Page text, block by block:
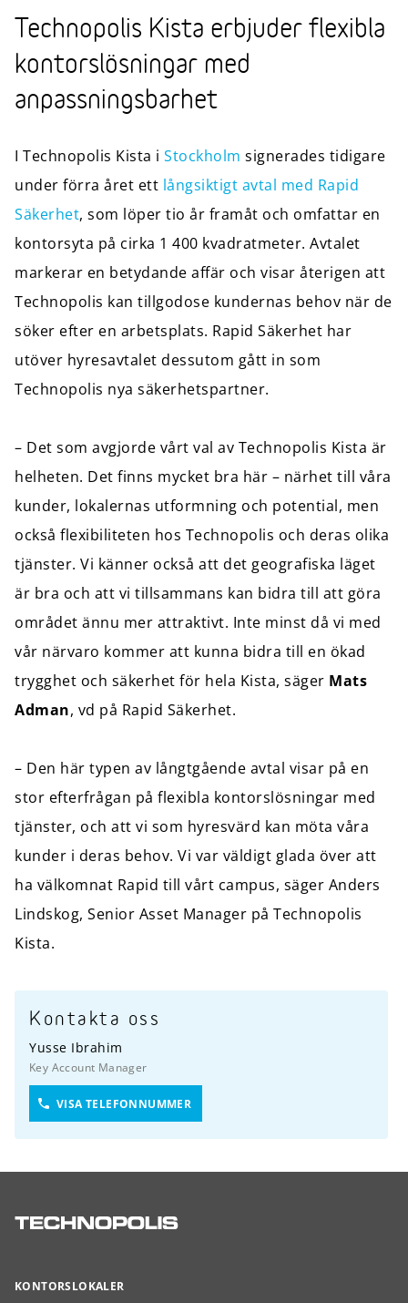
Technopolis Kista erbjuder flexibla
kontorslösningar med
anpassningsbarhet
I Technopolis Kista i Stockholm signerades tidigare
under förra året ett långsiktigt avtal med Rapid
Säkerhet, som löper tio år framåt och omfattar en
kontorsyta på cirka 1 400 kvadratmeter. Avtalet
markerar en betydande affär och visar återigen att
Technopolis kan tillgodose kundernas behov när de
söker efter en arbetsplats. Rapid Säkerhet har
utöver hyresavtalet dessutom gått in som
Technopolis nya säkerhetspartner.
– Det som avgjorde vårt val av Technopolis Kista är
helheten. Det finns mycket bra här – närhet till våra
kunder, lokalernas utformning och potential, men
också flexibiliteten hos Technopolis och deras olika
tjänster. Vi känner också att det geografiska läget
är bra och att vi tillsammans kan bidra till att göra
området ännu mer attraktivt. Inte minst då vi med
vår närvaro kommer att kunna bidra till en ökad
trygghet och säkerhet för hela Kista, säger Mats
Adman, vd på Rapid Säkerhet.
– Den här typen av långtgående avtal visar på en
stor efterfrågan på flexibla kontorslösningar med
tjänster, och att vi som hyresvärd kan möta våra
kunder i deras behov. Vi var väldigt glada över att
ha välkomnat Rapid till vårt campus, säger Anders
Lindskog, Senior Asset Manager på Technopolis
Kista.
Kontakta oss
Yusse Ibrahim
Key Account Manager
VISA TELEFONNUMMER
KONTORSLOKALER